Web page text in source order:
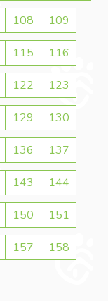
108 109
115 116
122 123
129 130
136 137
143 144
150 151
157 158